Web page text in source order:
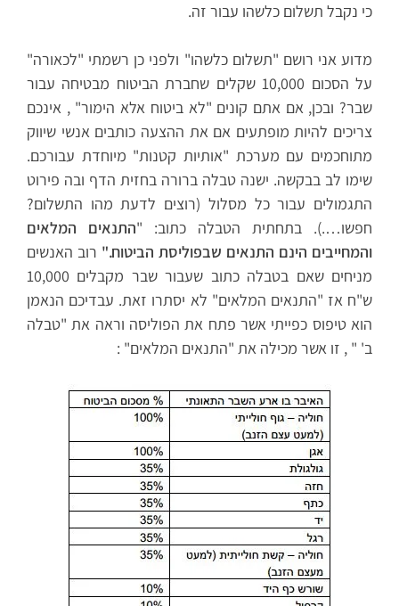
כי נקבל תשלום כלשהו עבור זה.
מדוע אני רושם "תשלום כלשהו" ולפני כן רשמתי "לכאורה"
על הסכום 10,000 שקלים שחברת הביטוח מבטיחה עבור
שבר? ובכן, אם אתם קונים "לא ביטוח אלא הימור" , אינכם
צריכים להיות מופתעים אם את ההצעה כותבים אנשי שיווק
מתוחכמים עם מערכת "אותיות קטנות" מיוחדת עבורכם.
שימו לב בבקשה. ישנה טבלה ברורה בחזית הדף ובה פירוט
התגמולים עבור כל מסלול (רוצים לדעת מהו התשלום?
חפשו….). בתחתית הטבלה כתוב: "התנאים המלאים
והמחייבים הינם התנאים שבפוליסת הביטוח."רוב האנשים
מניחים שאם בטבלה כתוב שעבור שבר מקבלים 10,000
ש"ח אז "התנאים המלאים" לא יסתרו זאת. עבדיכם הנאמן
הוא טיפוס כפייתי אשר פתח את הפוליסה וראה את "טבלה
ב' " , זו אשר מכילה את "התנאים המלאים" :